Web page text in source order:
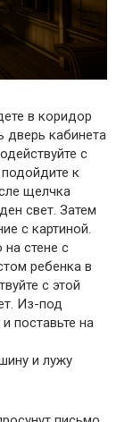
в коридор
дверь кабинета
с
к
щелчка
свет. Затем
с картиной.
на стене с
ребенка в
с этой
Из-под
поставьте на
и лужу